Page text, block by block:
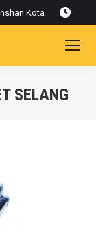
Kota
SELANG